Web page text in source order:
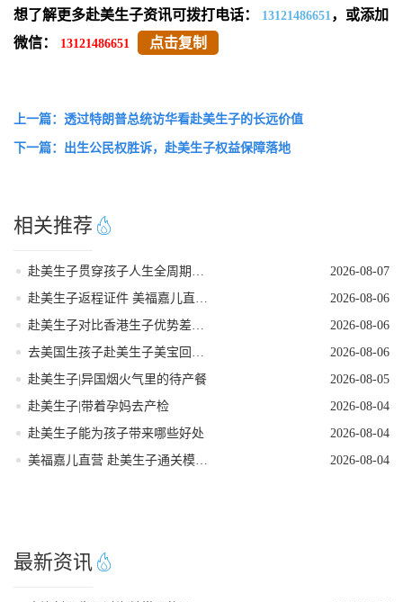
想了解更多赴美生子资讯可拨打电话： 13121486651 ，或添加
微信：
13121486651 点击复制
上一篇：透过特朗普总统访华看赴美生子的长远价值
下一篇：出生公民权胜诉，赴美生子权益保障落地
相关推荐
2026-08-07
2026-08-06
2026-08-06
2026-08-06
赴美生子|异国烟火气里的待产餐
2026-08-05
赴美生子|带着孕妈去产检
2026-08-04
赴美生子能为孩子带来哪些好处
2026-08-04
2026-08-04
最新资讯